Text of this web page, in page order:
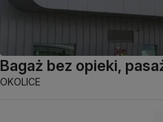
Bagaż bez opieki,
OKOLICE